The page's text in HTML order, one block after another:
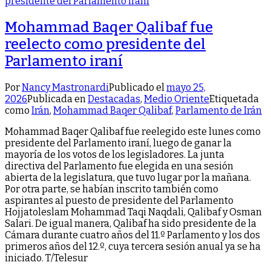
Mohammad Baqer Qalibaf fue
reelecto como presidente del
Parlamento iraní
PorNancy MastronardiPublicado elmayo 25,
2026Publicada enDestacadas, Medio OrienteEtiquetada
como Irán, Mohammad Baqer Qalibaf, Parlamento de Irán
Mohammad Baqer Qalibaf fue reelegido este lunes como
presidente del Parlamento iraní, luego de ganar la
mayoría de los votos de los legisladores. La junta
directiva del Parlamento fue elegida en una sesión
abierta de la legislatura, que tuvo lugar por la mañana.
Por otra parte, se habían inscrito también como
aspirantes al puesto de presidente del Parlamento
Hojjatoleslam Mohammad Taqi Naqdali, Qalibaf y Osman
Salari. De igual manera, Qalibaf ha sido presidente de la
Cámara durante cuatro años del 11.º Parlamento y los dos
primeros años del 12.º, cuya tercera sesión anual ya se ha
iniciado. T/Telesur